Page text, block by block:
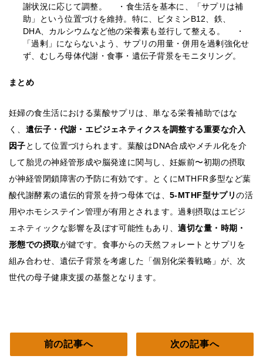
謝状況に応じて調整。 ・食生活を基本に、「サプリは補
助」という位置づけを維持。特に、ビタミンB12、鉄、
DHA、カルシウムなど他の栄養素も並行して整える。 ・
「過剰」にならないよう、サプリの用量・併用を過剰強化せ
ず、むしろ母体代謝・食事・遺伝子背景をモニタリング。
まとめ
妊婦の食生活における葉酸サプリは、単なる栄養補助ではな
く、 遺伝子・代謝・エピジェネティクスを調整する重要な介入
因子として位置づけられます。葉酸はDNA合成やメチル化を介
して胎児の神経管形成や脳発達に関与し、妊娠前〜初期の摂取
が神経管閉鎖障害の予防に有効です。とくにMTHFR多型など葉
酸代謝酵素の遺伝的背景を持つ母体では、 5-MTHF型サプリの活
用やホモシステイン管理が有用とされます。過剰摂取はエピジ
ェネティックな影響を及ぼす可能性もあり、適切な量・時期・
形態での摂取が鍵です。食事からの天然フォレートとサプリを
組み合わせ、遺伝子背景を考慮した「個別化栄養戦略」が、次
世代の母子健康支援の基盤となります。
前の記事へ 次の記事へ